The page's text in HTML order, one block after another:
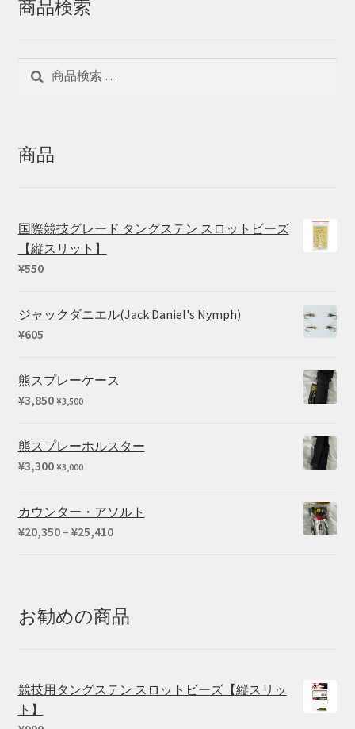
商品検索
商品
国際競技グレード タングステン スロットビーズ
【縦スリット】
¥550
ジャックダニエル(Jack Daniel's Nymph)
¥605
熊スプレーケース
¥3,850 ¥3,500
熊スプレーホルスター
¥3,300 ¥3,000
カウンター・アソルト
¥20,350– ¥25,410価
–
¥25,410
お勧めの商品
競技用タングステン スロットビーズ【縦スリッ
ト】